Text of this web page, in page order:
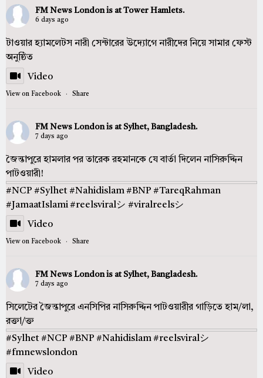
FM News London is at Tower Hamlets.
6 days ago
টাওয়ার হ‍্যামলেটস নারী সেন্টারের উদ্যোগে নারীদের নিয়ে সামার ফেস্ট
অনুষ্ঠিত
Video
View on Facebook · Share
FM News London is at Sylhet, Bangladesh.
7 days ago
জৈন্তাপুরে হামলার পর তারেক রহমানকে যে বার্তা দিলেন নাসিরুদ্দিন
পাটওয়ারী!
#NCP #Sylhet#Nahidislam#BNP #TareqRahman
#JamaatIslami#reelsviralシ #viralreelsシ
Video
View on Facebook · Share
FM News London is at Sylhet, Bangladesh.
7 days ago
সিলেটের জৈন্তাপুরে এনসিপির নাসিরুদ্দিন পাটওয়ারীর গাড়িতে হাম/লা,
রক্তা/ক্ত
#Sylhet#NCP #BNP #Nahidislam#reelsviralシ
#fmnewslondon
Video